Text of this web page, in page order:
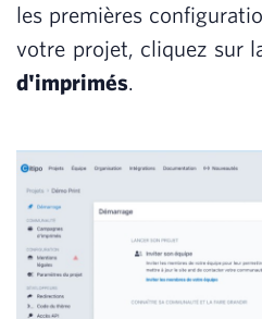
les premières
votre projet, cliquez sur
d'imprimés.